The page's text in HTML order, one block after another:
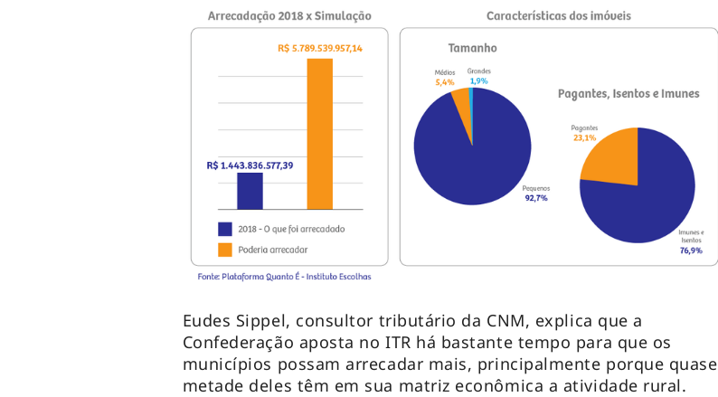
Eudes Sippel, consultor tributário da CNM, explica que a
Confederação aposta no ITR há bastante tempo para que os
municípios possam arrecadar mais, principalmente porque quase
metade deles têm em sua matriz econômica a atividade rural.